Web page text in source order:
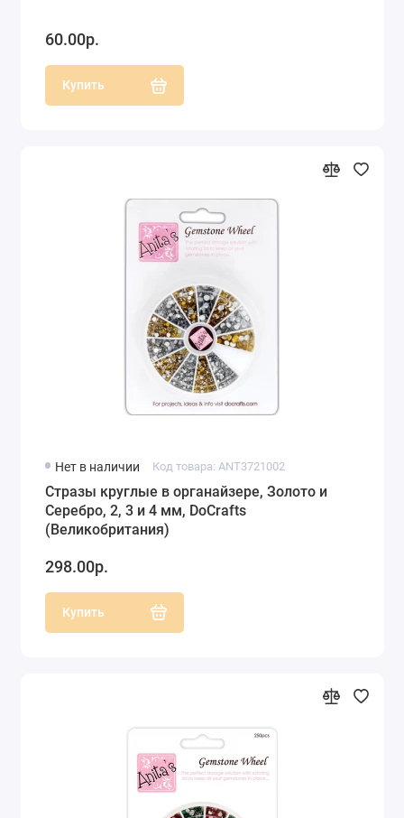
60.00р.
Купить
Нет в наличии Код товара: ANT3721002
Стразы круглые в органайзере, Золото и
Серебро, 2, 3 и 4 мм, DoCrafts
(Великобритания)
298.00р.
Купить